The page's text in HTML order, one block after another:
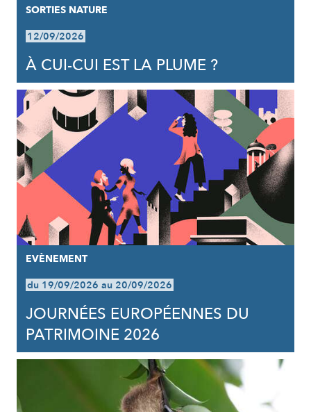
SORTIES NATURE
12/09/2026
À CUI-CUI EST LA PLUME ?
EVÈNEMENT
du 19/09/2026 au 20/09/2026
JOURNÉES EUROPÉENNES DU
PATRIMOINE 2026